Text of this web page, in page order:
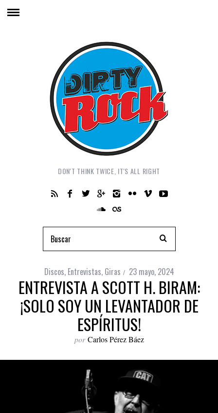
DON'T THINK TWICE, IT'S ALL RIGHT
Discos, Entrevistas, Giras 23 mayo, 2024
ENTREVISTA A SCOTT H. BIRAM:
¡SOLO SOY UN LEVANTADOR DE
ESPÍRITUS!
por Carlos Pérez Báez